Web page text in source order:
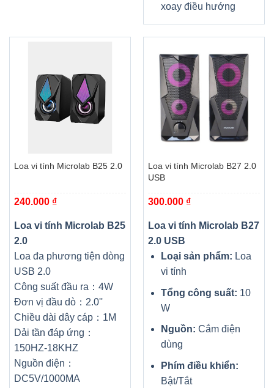
xoay điều hướng
Loa vi tính Microlab B25 2.0
240.000 ₫
Loa vi tính Microlab B25
2.0
Loa đa phương tiện dòng
USB 2.0
Công suất đầu ra：4W
Đơn vị đầu dò：2.0''
Chiều dài dây cáp：1M
Dải tần đáp ứng：
150HZ-18KHZ
Nguồn điện：
DC5V/1000MA
Loa vi tính Microlab B27 2.0
USB
300.000 ₫
Loa vi tính Microlab B27
2.0 USB
Loại sản phẩm: Loa
vi tính
Tổng công suất: 10
W
Nguồn: Cắm điện
dùng
Phím điều khiển:
Bật/Tắt